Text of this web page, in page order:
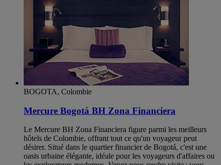
BOGOTA, Colombie
Mercure Bogotá BH Zona Financiera
Le Mercure BH Zona Financiera figure parmi les meilleurs
hôtels de Colombie, offrant tout ce qu'un voyageur peut
désirer. Situé dans le quartier financier de Bogotá, c'est une
oasis urbaine élégante, idéale pour les voyageurs d'affaires ou